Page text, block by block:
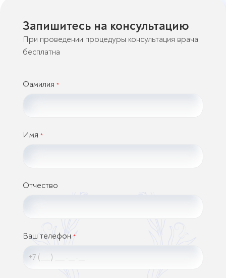
Запишитесь на консультацию
При проведении процедуры консультация врача
бесплатна
Фамилия *
Имя *
Отчество
Ваш телефон *